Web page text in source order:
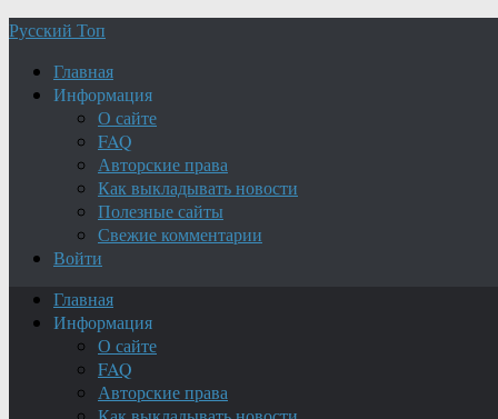
Русский Топ
Главная
Информация
О сайте
FAQ
Авторские права
Как выкладывать новости
Полезные сайты
Свежие комментарии
Войти
Главная
Информация
О сайте
FAQ
Авторские права